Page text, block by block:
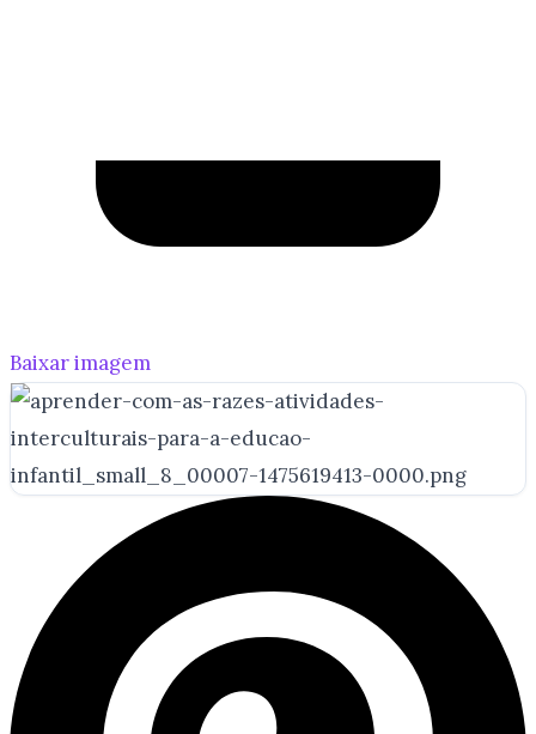
Baixar imagem